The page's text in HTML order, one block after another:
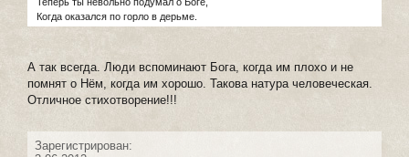
Когда оказался по горло в дерьме.
А так всегда. Люди вспоминают Бога, когда им плохо и не
помнят о Нём, когда им хорошо. Такова натура человеческая.
Отличное стихотворение!!!
Зарегистрирован: